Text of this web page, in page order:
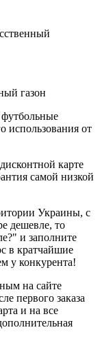
газон
использования от
карте
самой низкой
Украины, с
дешевле, то
и заполните
в кратчайшие
у конкурента!
на сайте
первого заказа
и на все